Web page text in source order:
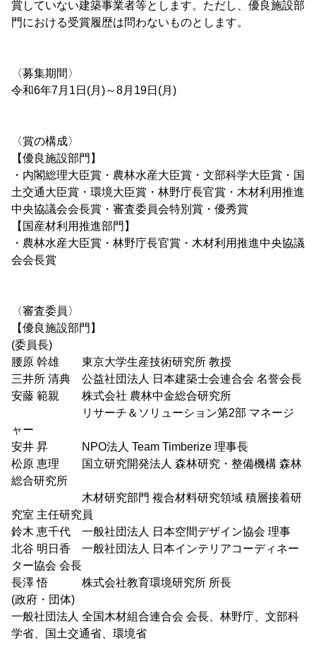
賞していない建築事業者等とします。ただし、優良施設部
門における受賞履歴は問わないものとします。
〈募集期間〉
令和6年7月1日(月)～8月19日(月)
〈賞の構成〉
【優良施設部門】
・内閣総理大臣賞・農林水産大臣賞・文部科学大臣賞・国
土交通大臣賞・環境大臣賞・林野庁長官賞・木材利用推進
中央協議会会長賞・審査委員会特別賞・優秀賞
【国産材利用推進部門】
・農林水産大臣賞・林野庁長官賞・木材利用推進中央協議
会会長賞
〈審査委員〉
【優良施設部門】
(委員長)
腰原 幹雄 東京大学生産技術研究所 教授
三井所 清典 公益社団法人 日本建築士会連合会 名誉会長
安藤 範親 株式会社 農林中金総合研究所
リサーチ＆ソリューション第2部 マネージ
ャー
安井 昇 NPO法人 Team Timberize 理事長
松原 恵理 国立研究開発法人 森林研究・整備機構 森林
総合研究所
木材研究部門 複合材料研究領域 積層接着研
究室 主任研究員
鈴木 恵千代 一般社団法人 日本空間デザイン協会 理事
北谷 明日香 一般社団法人 日本インテリアコーディネー
ター協会 会長
長澤 悟 株式会社教育環境研究所 所長
(政府・団体)
一般社団法人 全国木材組合連合会 会長、林野庁、文部科
学省、国土交通省、環境省